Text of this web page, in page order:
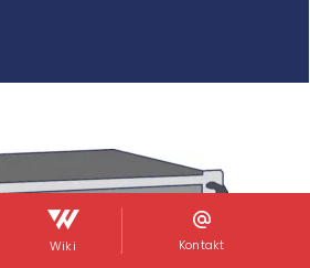
Wiki Kontakt